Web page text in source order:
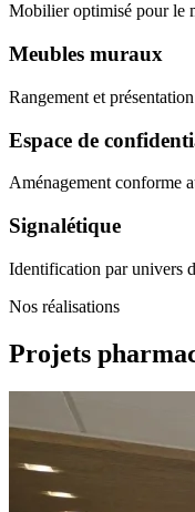
Mobilier optimisé pour le
Meubles muraux
Rangement et
Espace de
Aménagement conforme
Signalétique
Identification par univers
Nos réalisations
Projets